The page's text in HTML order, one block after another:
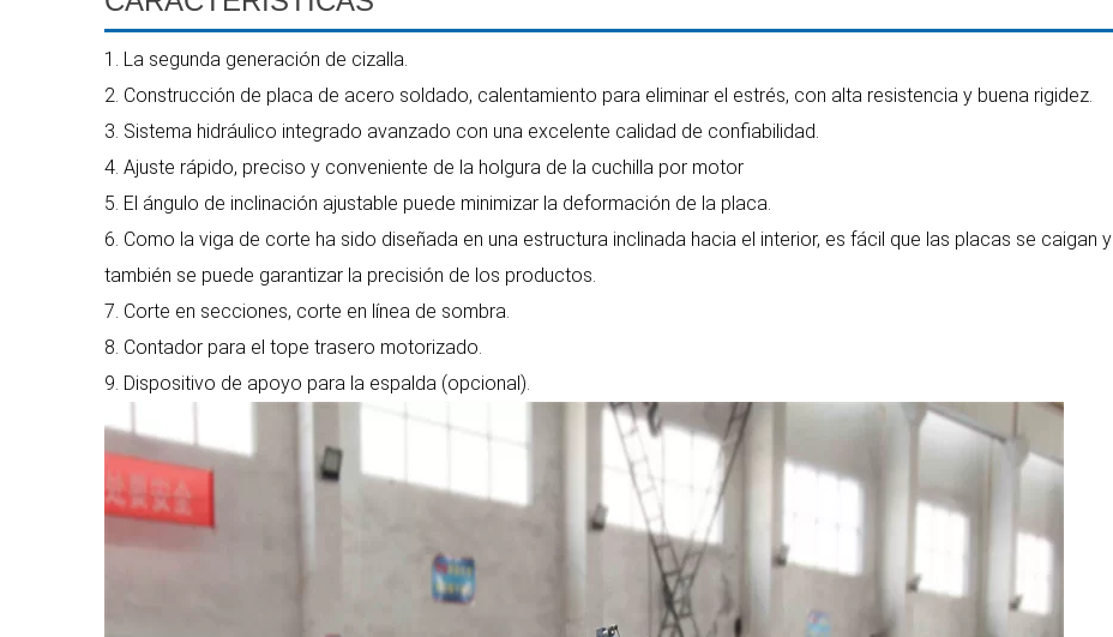
1. La segunda generación de cizalla.
2. Construcción de placa de acero soldado, calentamiento para eliminar el estrés, con alta resistencia y buena rigidez.
3. Sistema hidráulico integrado avanzado con una excelente calidad de confiabilidad.
4. Ajuste rápido, preciso y conveniente de la holgura de la cuchilla por motor
5. El ángulo de inclinación ajustable puede minimizar la deformación de la placa.
6. Como la viga de corte ha sido diseñada en una estructura inclinada hacia el interior, es fácil que las placas se caigan y
también se puede garantizar la precisión de los productos.
7. Corte en secciones, corte en línea de sombra.
8. Contador para el tope trasero motorizado.
9. Dispositivo de apoyo para la espalda (opcional).